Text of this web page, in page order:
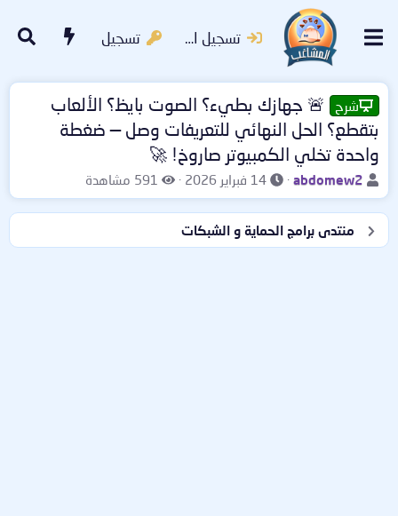
تسجيل الدخول تسجيل
شرح
🚨 جهازك بطيء؟ الصوت بايظ؟ الألعاب
بتقطع؟ الحل النهائي للتعريفات وصل — ضغطة
واحدة تخلي الكمبيوتر صاروخ! 🚀
ب
ا
د
ئ
abdomew2
ت
ا
ر
ي
14 فبراير 2026
ل
م
591 مشاهدة
منتدى برامج الحماية و الشبكات